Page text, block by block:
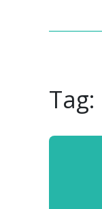
Tag: